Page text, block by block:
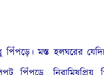
মস্ত হলঘরের